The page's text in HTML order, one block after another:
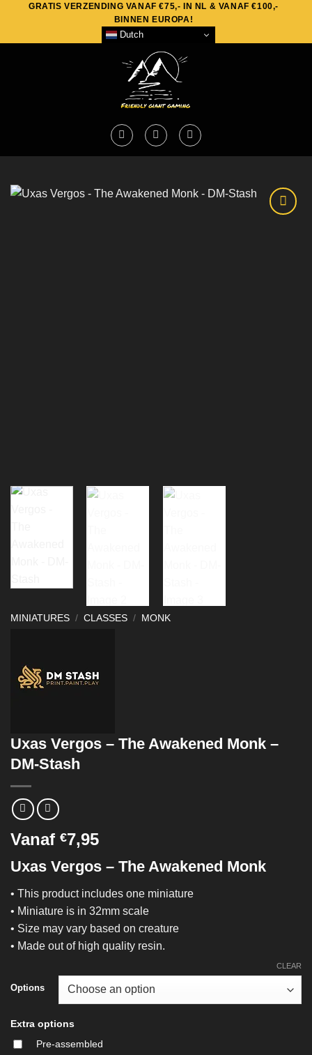
content
GRATIS VERZENDING VANAF €75,- IN NL & VANAF €100,-
BINNEN EUROPA!
Dutch
MINIATURES / CLASSES / MONK
Uxas Vergos – The Awakened Monk –
DM-Stash
Vanaf €7,95
Uxas Vergos – The Awakened Monk
• This product includes one miniature
• Miniature is in 32mm scale
• Size may vary based on creature
• Made out of high quality resin.
Options
CLEAR
Extra options
Pre-assembled